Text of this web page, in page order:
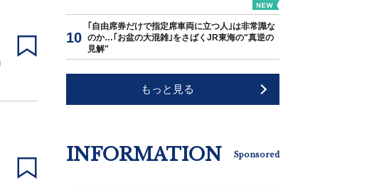
｢自由席券だけで指定席車両に立つ人｣は非常識な
のか…｢お盆の大混雑｣をさばくJR東海の"真逆の
見解"
もっと見る
INFORMATION Sponsored